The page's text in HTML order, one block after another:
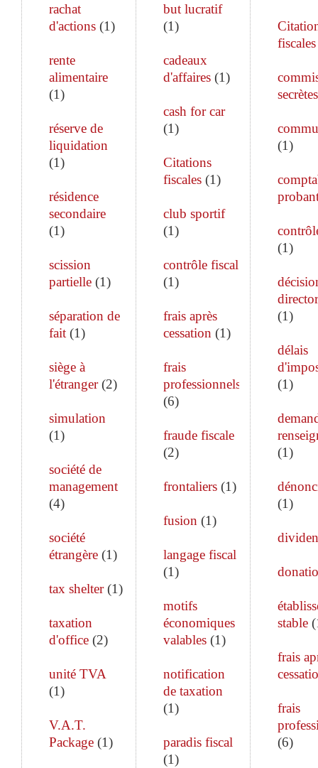
rachat
d'actions (1)
rente
alimentaire
(1)
réserve de
liquidation
(1)
résidence
secondaire
(1)
scission
partielle (1)
séparation de
fait (1)
siège à
l'étranger(2)
simulation
(1)
société de
management
(4)
société
étrangère (1)
tax shelter(1)
taxation
d'office (2)
unité TVA
(1)
V.A.T.
Package (1)
but lucratif
(1)
cadeaux
d'affaires(1)
cash for car
(1)
Citations
fiscales(1)
club sportif
(1)
contrôle fiscal
(1)
frais après
cessation (1)
frais
professionnels
(6)
fraude fiscale
(2)
frontaliers(1)
fusion (1)
langage fiscal
(1)
motifs
économiques
valables(1)
notification
de taxation
(1)
paradis fiscal
(1)
fiscales
secrètes
(1)
(1)
(1)
délais
(1)
(1)
(1)
stable(
frais
frais
(6)